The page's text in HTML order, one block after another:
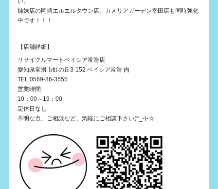
姉妹店の岡崎エルエルタウン店、カメリアガーデン幸田店も同時強化
中です！！！
【店舗詳細】
リサイクルマートベイシア常滑店
愛知県常滑市虹の丘3-152 ベイシア常滑 内
TEL 0569-36-3555
営業時間
10：00～19：00
定休日なし
不明な点、ご相談など、気軽にご相談下さい(^_-)-☆